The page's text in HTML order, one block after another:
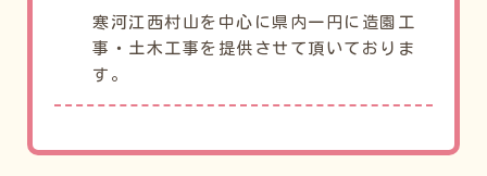
寒河江西村山を中心に県内一円に造園工
事・土木工事を提供させて頂いておりま
す。